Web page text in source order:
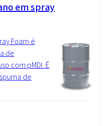
em spray
Foam é
de
com pMDI. É
de